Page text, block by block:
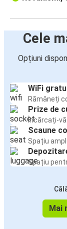
Cele
Opțiuni
WiFi
Rămâneți
Prize de
Încărcați-
Scaune
Spațiu
Spațiu
Mai